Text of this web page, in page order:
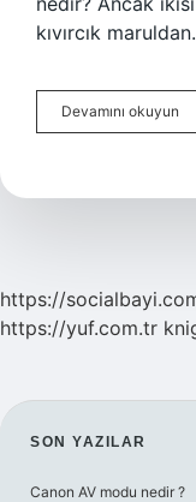
kıvırcık
Devamını okuyun
Ne
https://
https://yuf.com.tr
SON YAZILAR
Canon AV modu nedir ?